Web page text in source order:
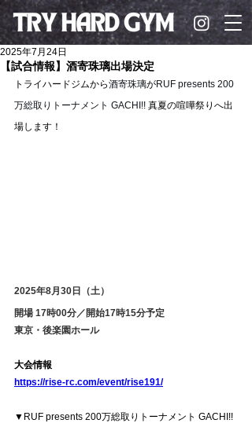
【試合情報】酒寄珠璃出場決定
2025年7月24日
トライハードジムから酒寄珠璃がRUF presents 200
万総取りトーナメント GACHI!! 真夏の喧嘩祭り へ出
場します！
2025年8月30日（土）
開場 17時00分／開始17時15分予定
東京・後楽園ホール
大会情報
https://rise-rc.com/event/rise191/
▼RUF presents 200万総取りトーナメント GACHI!!